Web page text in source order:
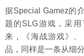
据Special Gamez的
题的SLG游戏，采
来，《海战游戏》
品，同样是一条从细